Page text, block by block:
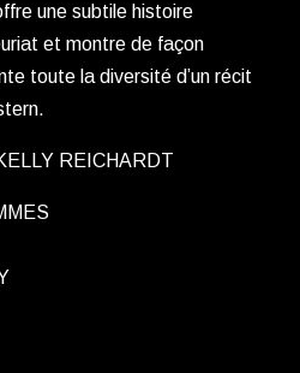
une subtile histoire
et montre de façon
toute la diversité d’un récit
REICHARDT